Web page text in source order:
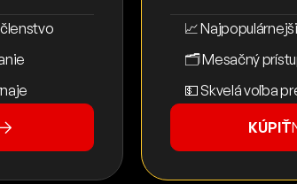
📈
🗂️ Mesačný
💵 Skvelá voľba
KÚPIŤ